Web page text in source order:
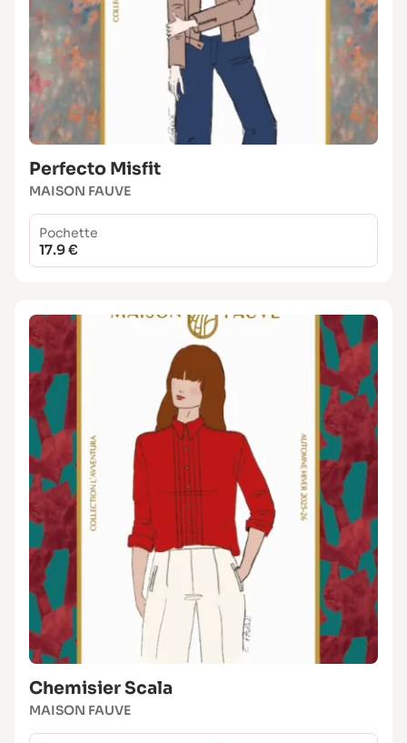
Perfecto Misfit
MAISON FAUVE
Pochette
17.9 €
Chemisier Scala
MAISON FAUVE